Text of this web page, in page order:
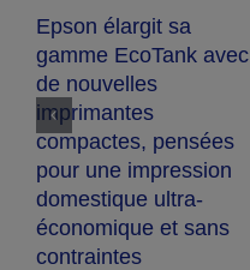
Epson élargit sa
gamme EcoTank avec
de nouvelles
imprimantes
compactes, pensées
pour une impression
domestique ultra-
économique et sans
contraintes